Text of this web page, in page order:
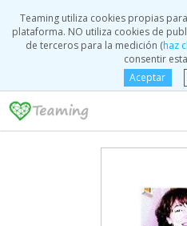
Teaming utiliza cookies propias
plataforma. NO utiliza cookies de
de terceros para la medición (haz
consentir
Aceptar